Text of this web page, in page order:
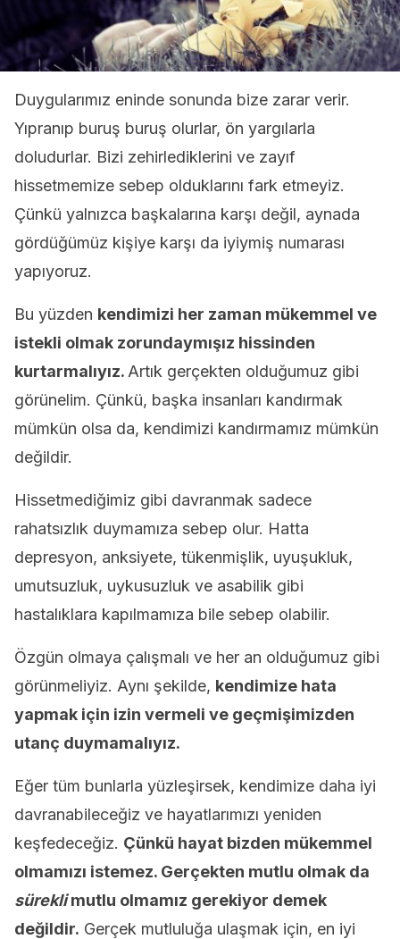
Duygularımız eninde sonunda bize zarar verir.
Yıpranıp buruş buruş olurlar, ön yargılarla
doludurlar. Bizi zehirlediklerini ve zayıf
hissetmemize sebep olduklarını fark etmeyiz.
Çünkü yalnızca başkalarına karşı değil, aynada
gördüğümüz kişiye karşı da iyiymiş numarası
yapıyoruz.
Bu yüzden kendimizi her zaman mükemmel ve
istekli olmak zorundaymışız hissinden
kurtarmalıyız. Artık gerçekten olduğumuz gibi
görünelim. Çünkü, başka insanları kandırmak
mümkün olsa da, kendimizi kandırmamız mümkün
değildir.
Hissetmediğimiz gibi davranmak sadece
rahatsızlık duymamıza sebep olur. Hatta
depresyon, anksiyete, tükenmişlik, uyuşukluk,
umutsuzluk, uykusuzluk ve asabilik gibi
hastalıklara kapılmamıza bile sebep olabilir.
Özgün olmaya çalışmalı ve her an olduğumuz gibi
görünmeliyiz. Aynı şekilde, kendimize hata
yapmak için izin vermeli ve geçmişimizden
utanç duymamalıyız.
Eğer tüm bunlarla yüzleşirsek, kendimize daha iyi
davranabileceğiz ve hayatlarımızı yeniden
keşfedeceğiz. Çünkü hayat bizden mükemmel
olmamızı istemez. Gerçekten mutlu olmak da
süreklimutlu olmamız gerekiyor demek
değildir. Gerçek mutluluğa ulaşmak için, en iyi